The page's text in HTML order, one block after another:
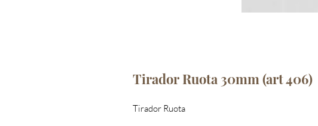
Tirador Ruota 30mm (art 406)
Tirador Ruota